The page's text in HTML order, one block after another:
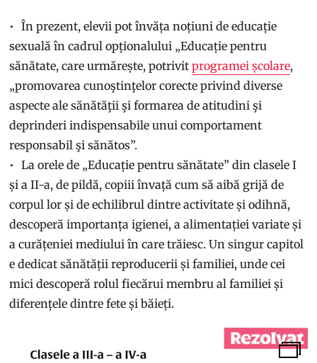
În prezent, elevii pot învăța noțiuni de educație
sexuală în cadrul opționalului „Educație pentru
sănătate, care urmărește, potrivitprogramei școlare,
„promovarea cunoştinţelor corecte privind diverse
aspecte ale sănătăţii şi formarea de atitudini şi
deprinderi indispensabile unui comportament
responsabil şi sănătos”.
La orele de „Educație pentru sănătate” din clasele I
și a II-a, de pildă, copiii învață cum să aibă grijă de
corpul lor și de echilibrul dintre activitate și odihnă,
descoperă importanța igienei, a alimentației variate și
a curățeniei mediului în care trăiesc. Un singur capitol
e dedicat sănătății reproducerii și familiei, unde cei
mici descoperă rolul fiecărui membru al familiei și
diferențele dintre fete și băieți.